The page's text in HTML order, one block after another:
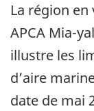
La région en
APCA Mia-
illustre les
d’aire
date de mai